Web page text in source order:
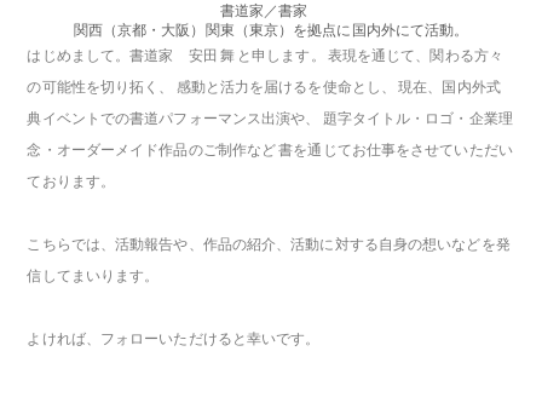
書道家／書家
関西（京都・大阪）関東（東京）を拠点に国内外にて活動。
はじめまして。書道家 安田 舞 と申します。 表現を通じて、関わる方々
の可能性を切り拓く、 感動と活力を届けるを使命とし、 現在、国内外式
典イベントでの書道パフォーマンス出演や、 題字タイトル・ロゴ・企業理
念・オーダーメイド作品のご制作など 書を通じてお仕事をさせていただい
ております。
こちらでは、活動報告や、作品の紹介、活動に対する自身の想いなどを発
信してまいります。
よければ、フォローいただけると幸いです。